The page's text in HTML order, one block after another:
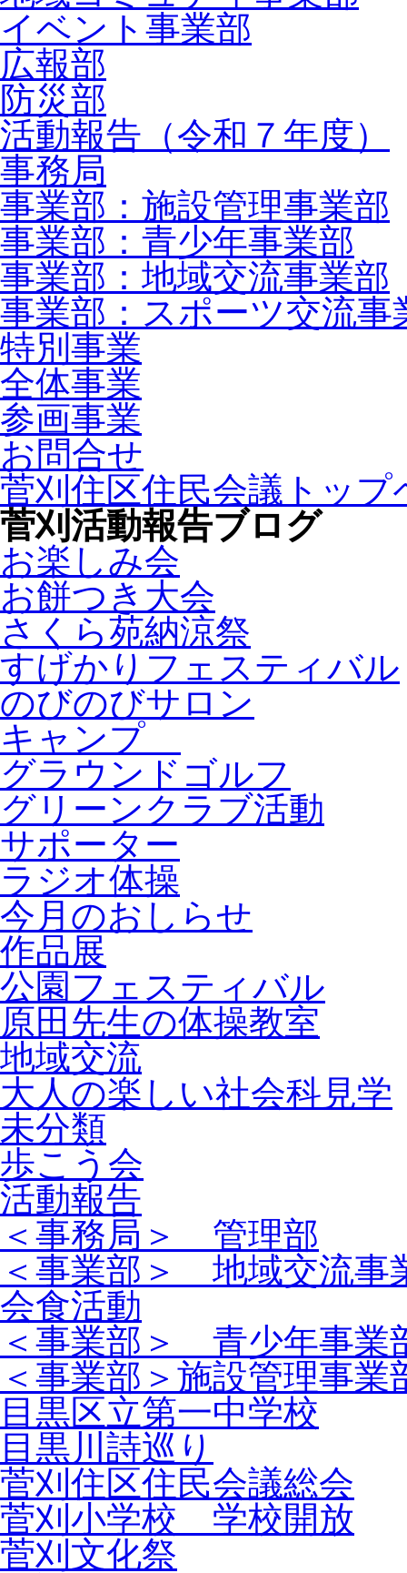
イベント事業部
広報部
防災部
活動報告（令和７年度）
事務局
事業部：施設管理事業部
事業部：青少年事業部
事業部：地域交流事業部
事業部：スポーツ交流事
特別事業
全体事業
参画事業
お問合せ
菅刈住区住民会議トップ
菅刈活動報告ブログ
お楽しみ会
お餅つき大会
さくら苑納涼祭
すげかりフェスティバル
のびのびサロン
キャンプ
グラウンドゴルフ
グリーンクラブ活動
サポーター
ラジオ体操
今月のおしらせ
作品展
公園フェスティバル
原田先生の体操教室
地域交流
大人の楽しい社会科見学
未分類
歩こう会
活動報告
＜事務局＞ 管理部
＜事業部＞ 地域交流事
会食活動
＜事業部＞ 青少年事業
＜事業部＞施設管理事業
目黒区立第一中学校
目黒川詩巡り
菅刈住区住民会議総会
菅刈小学校 学校開放
菅刈文化祭